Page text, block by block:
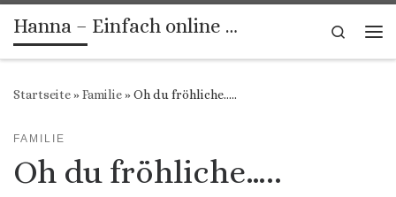
Zum Inhalt springen
Hanna – Einfach online …
Search
Startseite»Familie»Oh du fröhliche…..
FAMILIE
Oh du fröhliche…..